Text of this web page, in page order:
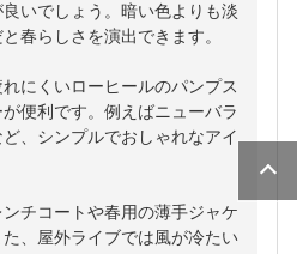
いでしょう。暗い色よりも淡
春らしさを演出できます。
にくいローヒールのパンプス
便利です。例えばニューバラ
、シンプルでおしゃれなアイ
チコートや春用の薄手ジャケ
、屋外ライブでは風が冷たい